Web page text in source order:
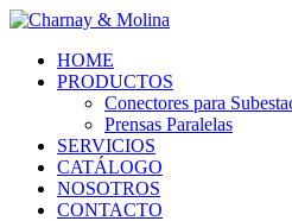
HOME
PRODUCTOS
Conectores para
Prensas Paralelas
SERVICIOS
CATÁLOGO
NOSOTROS
CONTACTO